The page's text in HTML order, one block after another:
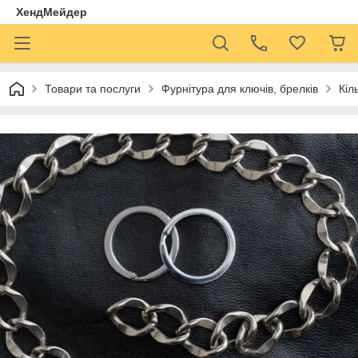
ХендМейдер
Товари та послуги Фурнітура для ключів, брелків